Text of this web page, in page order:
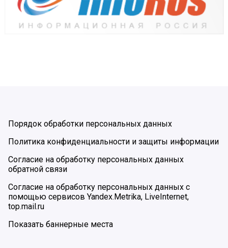
Порядок обработки персональных данных
Политика конфиденциальности и защиты информации
Согласие на обработку персональных данных
обратной связи
Согласие на обработку персональных данных с
помощью сервисов Yandex.Metrika, LiveInternet,
top.mail.ru
Показать баннерные места